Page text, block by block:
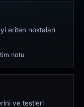
eriten noktaları
notu
ve testleri